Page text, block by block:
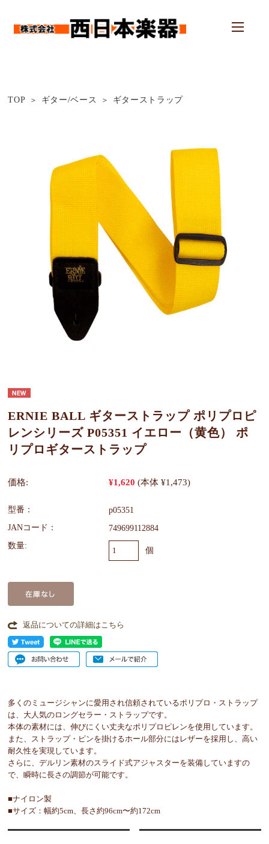
TOP ギター/ベース ギターストラップ
ERNIE BALL ギターストラップ ポリプロピ
レンシリーズ P05351 イエロー（黄色） ポ
リプロギターストラップ
価格: ¥1,620 (本体 ¥1,473)
型番：
p05351
JANコード：
749699112884
数量:
個
返品についての詳細はこちら
多くのミュージシャンに愛用され信頼されているポリプロ・ストラップ
は、大人気のロングセラー・ストラップです。
本体の素材には、伸びにくい丈夫なポリプロピレンを使用しています。
また、ストラップ・ピンを掛けるホール部分にはレザーを採用し、高い
耐久性を実現しています。
さらに、デルリン素材のスライド式アジャスターを装備していますの
で、瞬時に長さの調節が可能です。
■ナイロン製
■サイズ：幅約5cm、長さ約96cm〜約172cm